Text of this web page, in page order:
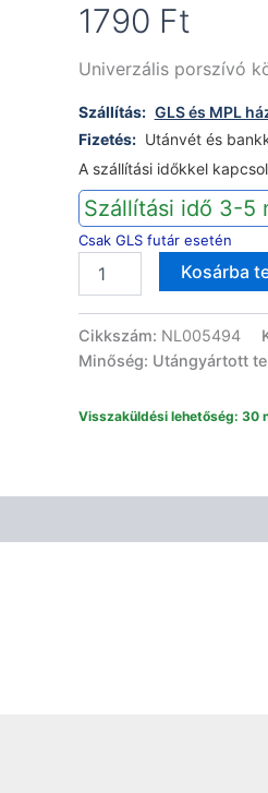
1790 Ft
Univerzális porszívó
Szállítás: GLS és MPL
Fizetés: Utánvét és
A szállítási időkkel
Szállítási idő 3-5
Csak GLS futár esetén
körkefés
35mm
SO0135
mennyiség
Kosárba
Cikkszám: NL005494
Minőség: Utángyártott
Visszaküldési lehetőség: 30